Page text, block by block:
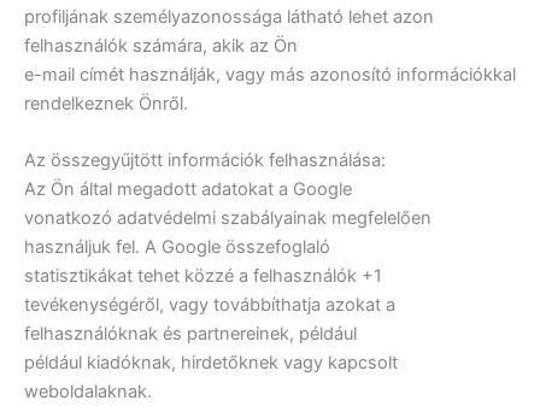
profiljának személyazonossága látható lehet azon
felhasználók számára, akik az Ön
e-mail címét használják, vagy más azonosító információkkal
rendelkeznek Önről.
Az összegyűjtött információk felhasználása:
Az Ön által megadott adatokat a Google
vonatkozó adatvédelmi szabályainak megfelelően
használjuk fel. A Google összefoglaló
statisztikákat tehet közzé a felhasználók +1
tevékenységéről, vagy továbbíthatja azokat a
felhasználóknak és partnereinek, például
például kiadóknak, hirdetőknek vagy kapcsolt
weboldalaknak.